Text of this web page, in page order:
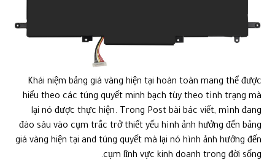
Khái niệm bảng giá vàng hiện tại hoàn toàn mang thể được
hiểu theo các túng quyết minh bạch tùy theo tình trạng mà
lại nó được thực hiện. Trong Post bài bác viết, mình đang
đào sâu vào cụm trắc trở thiết yếu hình ảnh hưởng đến bảng
giá vàng hiện tại and túng quyết mà lại nó hình ảnh hưởng đến
cụm lĩnh vực kinh doanh trong đời sống.